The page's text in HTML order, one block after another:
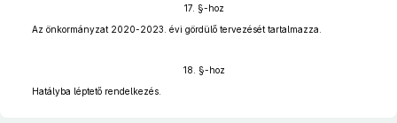
17. §-hoz
Az önkormányzat 2020-2023. évi gördülő tervezését tartalmazza.
18. §-hoz
Hatályba léptető rendelkezés.